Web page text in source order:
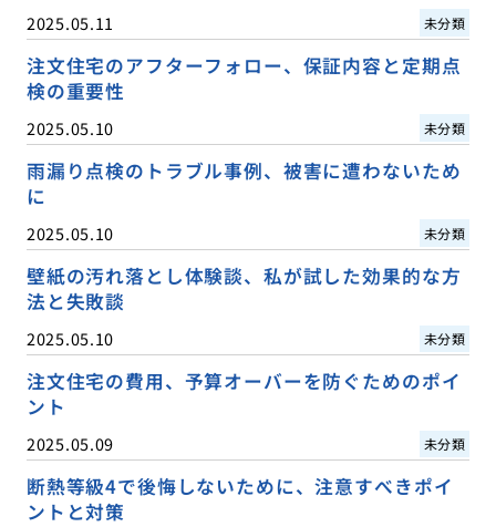
2025.05.11 未分類
注文住宅のアフターフォロー、保証内容と定期点
検の重要性
2025.05.10 未分類
雨漏り点検のトラブル事例、被害に遭わないため
に
2025.05.10 未分類
壁紙の汚れ落とし体験談、私が試した効果的な方
法と失敗談
2025.05.10 未分類
注文住宅の費用、予算オーバーを防ぐためのポイ
ント
2025.05.09 未分類
断熱等級4で後悔しないために、注意すべきポイ
ントと対策